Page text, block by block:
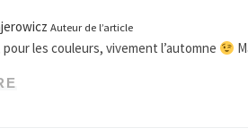
Auteur de l’article
pour les couleurs, vivement l’automne